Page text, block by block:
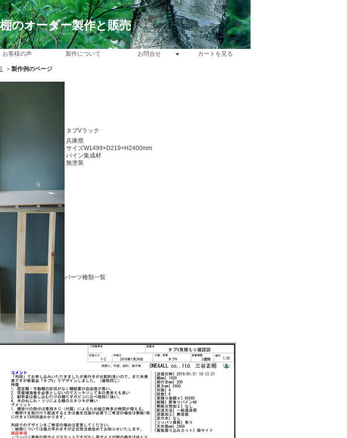
のオーダー製作と販売
お客様の声 製作について お問合せ
カートを見る
＞ 製作例のページ
タブVラック
兵庫県
サイズW1499×D219×H2400mm
パイン集成材
無塗装
パーツ種類一覧